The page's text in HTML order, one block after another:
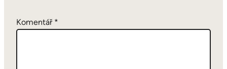
Komentář *